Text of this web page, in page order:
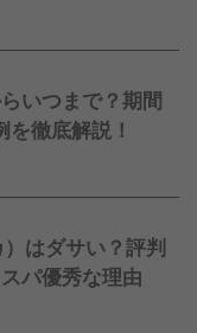
いつまで？期間
を徹底解説！
はダサい？評判
パ優秀な理由